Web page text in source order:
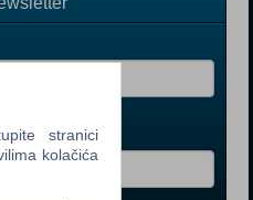
stranici
kolačića